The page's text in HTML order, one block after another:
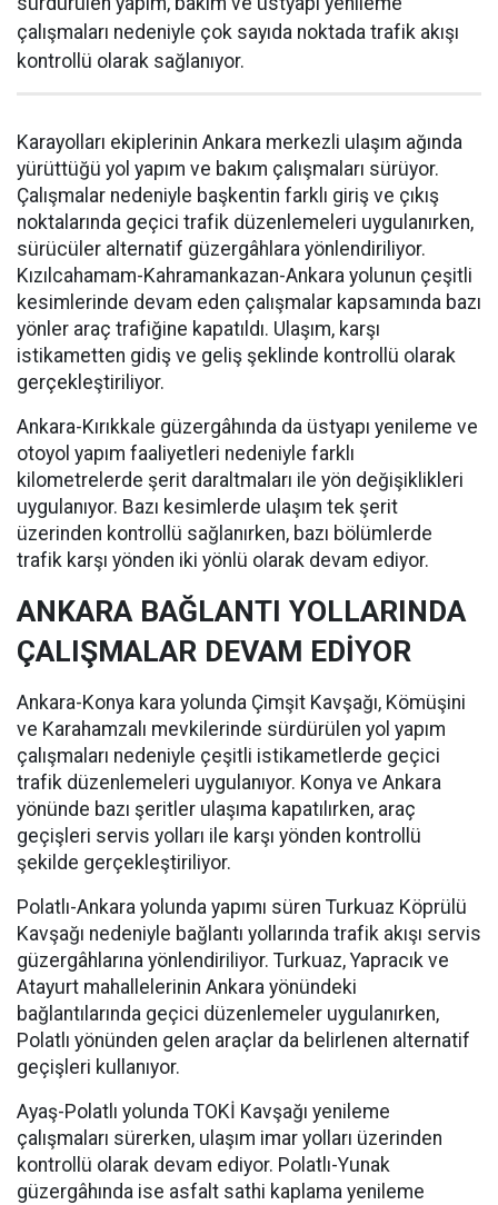
çalışmaları nedeniyle çok sayıda noktada trafik akışı
kontrollü olarak sağlanıyor.
Karayolları ekiplerinin Ankara merkezli ulaşım ağında
yürüttüğü yol yapım ve bakım çalışmaları sürüyor.
Çalışmalar nedeniyle başkentin farklı giriş ve çıkış
noktalarında geçici trafik düzenlemeleri uygulanırken,
sürücüler alternatif güzergâhlara yönlendiriliyor.
Kızılcahamam-Kahramankazan-Ankara yolunun çeşitli
kesimlerinde devam eden çalışmalar kapsamında bazı
yönler araç trafiğine kapatıldı. Ulaşım, karşı
istikametten gidiş ve geliş şeklinde kontrollü olarak
gerçekleştiriliyor.
Ankara-Kırıkkale güzergâhında da üstyapı yenileme ve
otoyol yapım faaliyetleri nedeniyle farklı
kilometrelerde şerit daraltmaları ile yön değişiklikleri
uygulanıyor. Bazı kesimlerde ulaşım tek şerit
üzerinden kontrollü sağlanırken, bazı bölümlerde
trafik karşı yönden iki yönlü olarak devam ediyor.
ANKARA BAĞLANTI YOLLARINDA
ÇALIŞMALAR DEVAM EDİYOR
Ankara-Konya kara yolunda Çimşit Kavşağı, Kömüşini
ve Karahamzalı mevkilerinde sürdürülen yol yapım
çalışmaları nedeniyle çeşitli istikametlerde geçici
trafik düzenlemeleri uygulanıyor. Konya ve Ankara
yönünde bazı şeritler ulaşıma kapatılırken, araç
geçişleri servis yolları ile karşı yönden kontrollü
şekilde gerçekleştiriliyor.
Polatlı-Ankara yolunda yapımı süren Turkuaz Köprülü
Kavşağı nedeniyle bağlantı yollarında trafik akışı servis
güzergâhlarına yönlendiriliyor. Turkuaz, Yapracık ve
Atayurt mahallelerinin Ankara yönündeki
bağlantılarında geçici düzenlemeler uygulanırken,
Polatlı yönünden gelen araçlar da belirlenen alternatif
geçişleri kullanıyor.
Ayaş-Polatlı yolunda TOKİ Kavşağı yenileme
çalışmaları sürerken, ulaşım imar yolları üzerinden
kontrollü olarak devam ediyor. Polatlı-Yunak
güzergâhında ise asfalt sathi kaplama yenileme